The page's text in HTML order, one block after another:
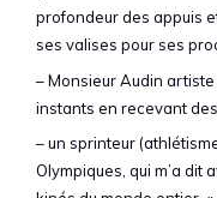
profondeur des appuis
ses valises pour ses
– Monsieur Audin
instants en recevant
– un sprinteur
Olympiques, qui m’a